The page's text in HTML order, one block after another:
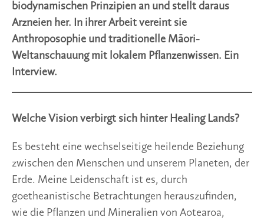
biodynamischen Prinzipien an und stellt daraus
Arzneien her. In ihrer Arbeit vereint sie
Anthroposophie und traditionelle Māori-
Weltanschauung mit lokalem Pflanzenwissen. Ein
Interview.
Welche Vision verbirgt sich hinter Healing Lands?
Es besteht eine wechselseitige heilende Beziehung
zwischen den Menschen und unserem Planeten, der
Erde. Meine Leidenschaft ist es, durch
goetheanistische Betrachtungen herauszufinden,
wie die Pflanzen und Mineralien von Aotearoa,